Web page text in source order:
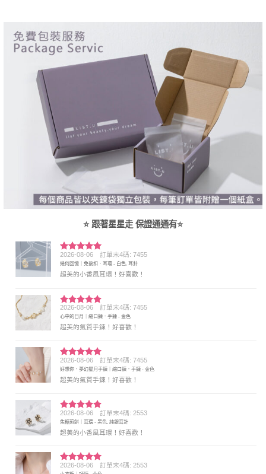
⭐ 跟著星星走 保證通通有⭐
評分5滿
分 5
2026-08-06 訂單末4碼: 7455
幾何回憶｜免後扣．耳環 - 白色, 耳針
超美的小香風耳環！好喜歡！
評分5 滿
分 5
2026-08-06 訂單末4碼: 7455
心中的日月｜縮口鍊．手鍊 - 金色
超美的氣質手鍊！好喜歡！
評分5 滿
分 5
2026-08-06 訂單末4碼: 7455
好想你．夢幻星月手鍊｜縮口鍊．手鍊 - 金色
超美的氣質手鍊！好喜歡！
評分5滿
分 5
2026-08-06 訂單末4碼: 2553
焦糖煎餅｜耳環 - 黑色, 純銀耳針
超美的小香風耳環！好喜歡！
評分5 滿
2026-08-06 訂單末4碼: 2553